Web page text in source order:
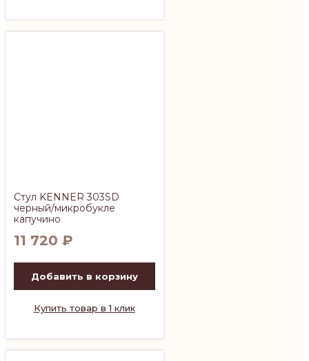
Стул KENNER 303SD
черный/микробукле
капучино
11 720 ₽
Добавить в корзину
Купить товар в 1 клик